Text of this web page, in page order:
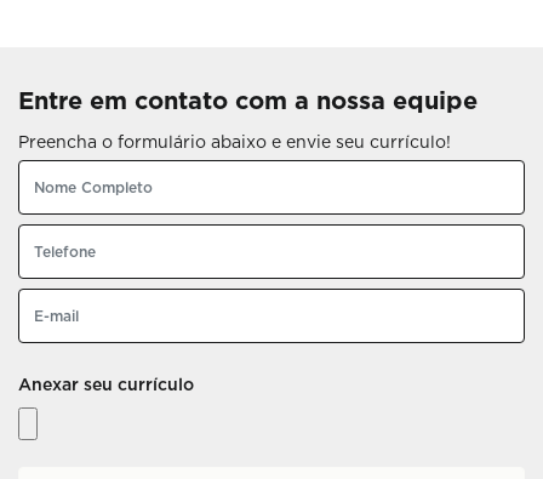
Entre em contato com a nossa equipe
Preencha o formulário abaixo e envie seu currículo!
Anexar seu currículo